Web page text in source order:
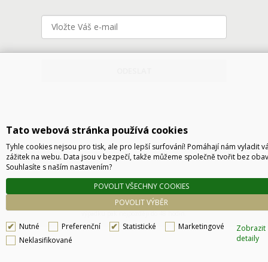
Technické řešení © 2026 CyberSoft s.r.o.
Podle zákona o evidenci tržeb je prodávající povinen vystavit kupujícímu účtenku. Zároveň
je povinen zaevidovat přijatou tržbu u správce daně online, v případě technického
Tato webová stránka používá cookies
Tyhle cookies nejsou pro tisk, ale pro lepší surfování! Pomáhají nám vyladit
zážitek na webu. Data jsou v bezpečí, takže můžeme společně tvořit bez
Souhlasíte s naším nastavením?
POVOLIT VÝBĚR
POVOLIT VŠECHNY COOKIES
Nutné Preferenční Statistické
Marketingové
Neklasifikované
Zobrazit
detaily